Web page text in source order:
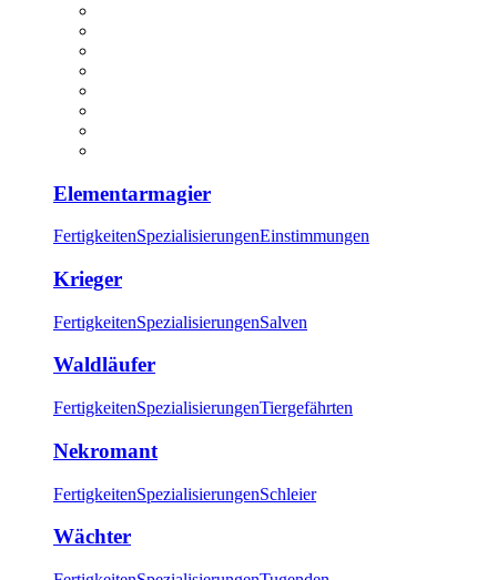
Elementarmagier
FertigkeitenSpezialisierungenEinstimmungen
Krieger
FertigkeitenSpezialisierungenSalven
Waldläufer
FertigkeitenSpezialisierungenTiergefährten
Nekromant
FertigkeitenSpezialisierungenSchleier
Wächter